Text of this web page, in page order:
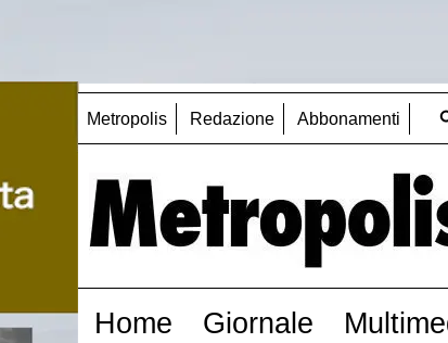
Metropolis Redazione Abbonamenti
Home Giornale